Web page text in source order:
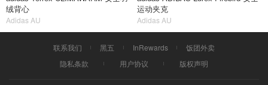
绒背心
Adidas AU
运动夹克
Adidas AU
联系我们 黑五 InRewards
饭团外卖
隐私条款
用户协议 版权声明